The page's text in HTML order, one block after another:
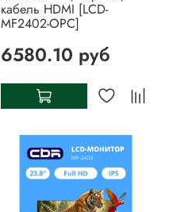
кабель HDMI [LCD-
MF2402-OPC]
6580.10 руб